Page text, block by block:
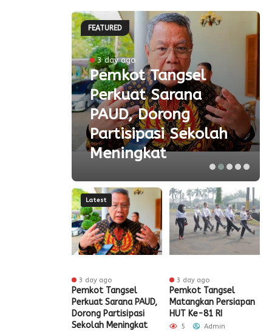
FEATURED
3 day ago
Pemkot Tangsel
Perkuat Sarana
PAUD, Dorong
Partisipasi Sekolah
Meningkat
Latest
3 day ago
Pemkot Tangsel
Perkuat Sarana PAUD,
Dorong Partisipasi
Sekolah Meningkat
3 day ago
Pemkot Tangsel
Matangkan Persiapan
HUT Ke-81 RI
5 Admin